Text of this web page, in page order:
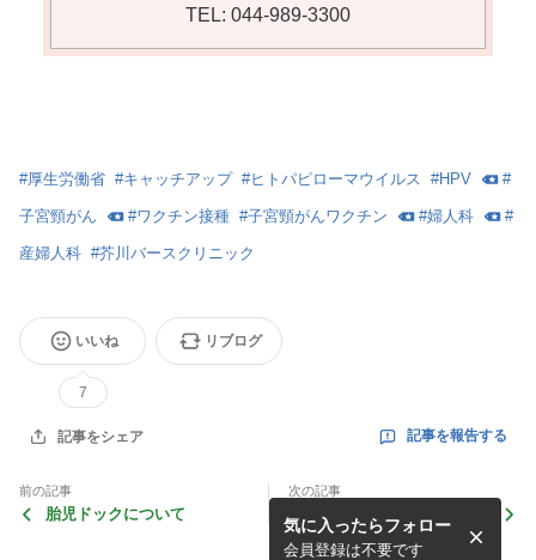
TEL: 044-989-3300
#厚生労働省 #キャッチアップ #ヒトパピローマウイルス #HPV #
子宮頸がん #ワクチン接種 #子宮頸がんワクチン #婦人科 #
産婦人科 #芥川バースクリニック
いいね
7
リブログ
記事をシェア 記事を報告する
前の記事
胎児ドックについて
次の記事
”オメガ3系脂肪酸” MorDHA
サプリ
気に入ったらフォロー
会員登録は不要です